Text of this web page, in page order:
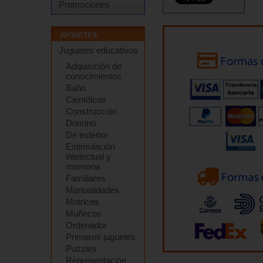
Promociones
Juguetes educativos
Adquisición de
conocimientos
Baño
Científicos
Construcción
Dominó
De exterior
Estimulación
intelectual y
memoria
Familiares
Manualidades
Motrices
Muñecos
Ordenador
Primeros juguetes
Puzzles
Representación